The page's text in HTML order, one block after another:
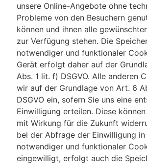
unsere Online-Angebote ohne
Probleme von den Besuchern
können und ihnen alle
zur Verfügung stehen. Die
notwendiger und funktionaler
Gerät erfolgt daher auf der
Abs. 1 lit. f) DSGVO. Alle anderen
wir auf der Grundlage von Art. 6
DSGVO ein, sofern Sie uns eine
Einwilligung erteilen. Diese
mit Wirkung für die Zukunft
bei der Abfrage der Einwilligung
notwendiger und funktionaler
eingewilligt, erfolgt auch die